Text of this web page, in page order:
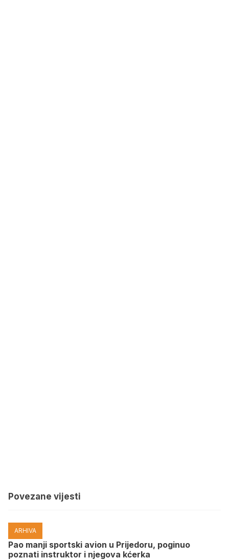
Povezane vijesti
ARHIVA
Pao manji sportski avion u Prijedoru, poginuo
poznati instruktor i njegova kćerka